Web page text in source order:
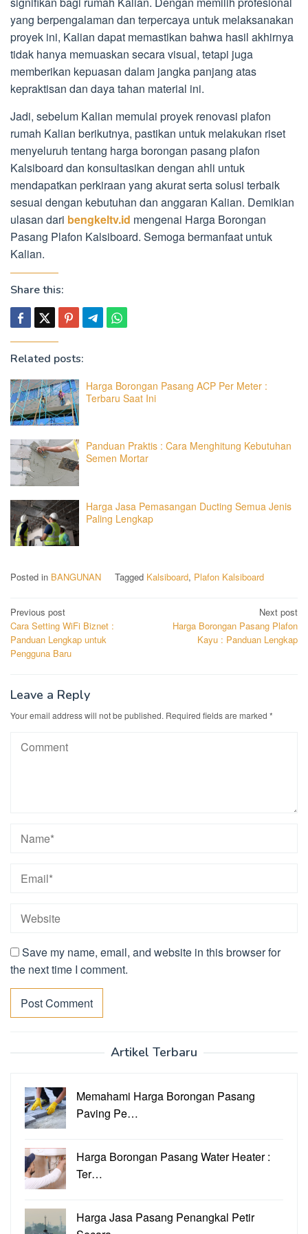
yang berpengalaman dan terpercaya untuk melaksanakan
proyek ini, Kalian dapat memastikan bahwa hasil akhirnya
tidak hanya memuaskan secara visual, tetapi juga
memberikan kepuasan dalam jangka panjang atas
kepraktisan dan daya tahan material ini.
Jadi, sebelum Kalian memulai proyek renovasi plafon
rumah Kalian berikutnya, pastikan untuk melakukan riset
menyeluruh tentang harga borongan pasang plafon
Kalsiboard dan konsultasikan dengan ahli untuk
mendapatkan perkiraan yang akurat serta solusi terbaik
sesuai dengan kebutuhan dan anggaran Kalian. Demikian
ulasan dari bengkeltv.id mengenai Harga Borongan
Pasang Plafon Kalsiboard. Semoga bermanfaat untuk
Kalian.
Share this:
Related posts:
Harga Borongan Pasang ACP Per Meter :
Terbaru Saat Ini
Panduan Praktis : Cara Menghitung Kebutuhan
Semen Mortar
Harga Jasa Pemasangan Ducting Semua Jenis
Paling Lengkap
Posted in BANGUNAN Tagged Kalsiboard, Plafon Kalsiboard
Post
navigation
Previous post
Cara Setting WiFi Biznet :
Panduan Lengkap untuk
Pengguna Baru
Next post
Harga Borongan Pasang Plafon
Kayu : Panduan Lengkap
Leave a Reply
Your email address will not be published. Required fields are marked *
Save my name, email, and website in this browser for
the next time I comment.
Artikel Terbaru
Memahami Harga Borongan Pasang
Paving Pe…
Harga Borongan Pasang Water Heater :
Ter…
Harga Jasa Pasang Penangkal Petir